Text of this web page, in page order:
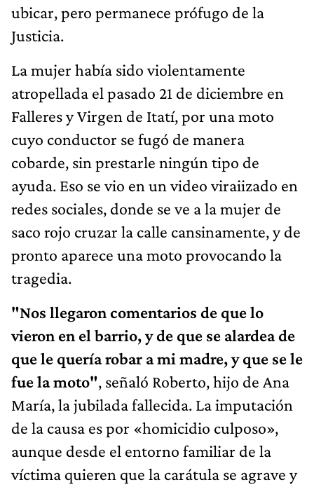
ubicar, pero permanece prófugo de la
Justicia.
La mujer había sido violentamente
atropellada el pasado 21 de diciembre en
Falleres y Virgen de Itatí, por una moto
cuyo conductor se fugó de manera
cobarde, sin prestarle ningún tipo de
ayuda. Eso se vio en un video viraiizado en
redes sociales, donde se ve a la mujer de
saco rojo cruzar la calle cansinamente, y de
pronto aparece una moto provocando la
tragedia.
"Nos llegaron comentarios de que lo
vieron en el barrio, y de que se alardea de
que le quería robar a mi madre, y que se le
fue la moto", señaló Roberto, hijo de Ana
María, la jubilada fallecida. La imputación
de la causa es por «homicidio culposo»,
aunque desde el entorno familiar de la
víctima quieren que la carátula se agrave y